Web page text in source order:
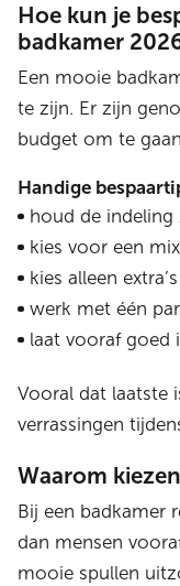
Hoe kun je
badkamer
Een mooie
te zijn. Er zijn
budget om te
Handige
houd de
kies voor een
kies alleen
werk met één
laat vooraf goed
Vooral dat laatste
verrassingen
Waarom
Bij een badkamer
dan mensen
mooie spullen